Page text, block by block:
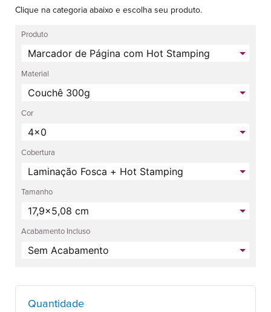
Clique na categoria abaixo e escolha seu produto.
Produto
Material
Cor
Cobertura
Tamanho
Acabamento Incluso
Quantidade